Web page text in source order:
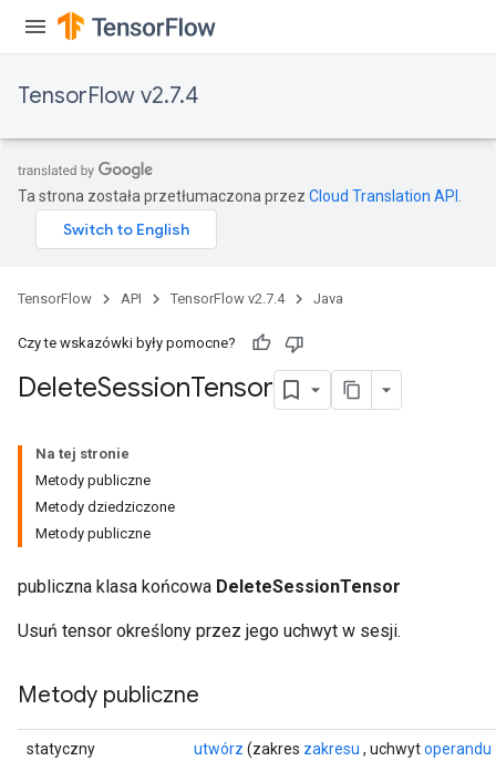
TensorFlow v2.7.4
Ta strona została przetłumaczona przez Cloud Translation API
TensorFlow API TensorFlow v2.7.4 Java
Czy te wskazówki były pomocne?
DeleteSessionTensor
Na tej stronie
Metody publiczne
Metody dziedziczone
Metody publiczne
publiczna klasa końcowa DeleteSessionTensor
Usuń tensor określony przez jego uchwyt w sesji.
Metody publiczne
statyczny
utwórz (zakres zakresu , uchwytoperandu